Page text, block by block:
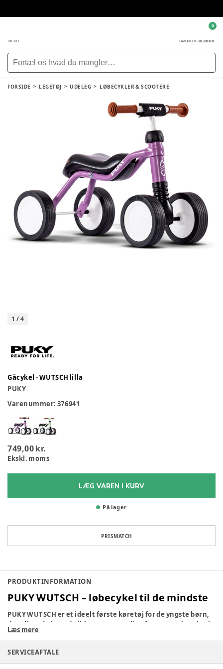
MENU FAVORITTER0,00 KR.
0
FORSIDE LEGETØJ UDELEG LØBECYKLER & SCOOTERE
1 /4
Gåcykel - WUTSCH lilla
PUKY
Varenummer: 376941
749,00 kr.
Ekskl. moms
LÆG VAREN I KURV
På lager
PRISMATCH
PRODUKTINFORMATION
PUKY WUTSCH – løbecykel til de mindste
PUKY WUTSCH er et ideelt første køretøj for de yngste børn,
der allerede kan gå sikkert. Den særlige forreste svingaksel
giver en flad styrevinkel, som øger stabiliteten, når barnet
kører over små ujævnheder eller forhindringer. Det gør
PUKY WUTSCH velegnet til både indendørs og udendørs brug
i institutioner, hvor tryghed og balance er i fokus.
Læs mere
SERVICEAFTALE